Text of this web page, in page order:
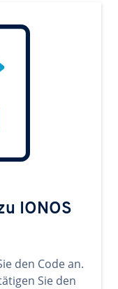
IONOS
den Code an.
Sie den